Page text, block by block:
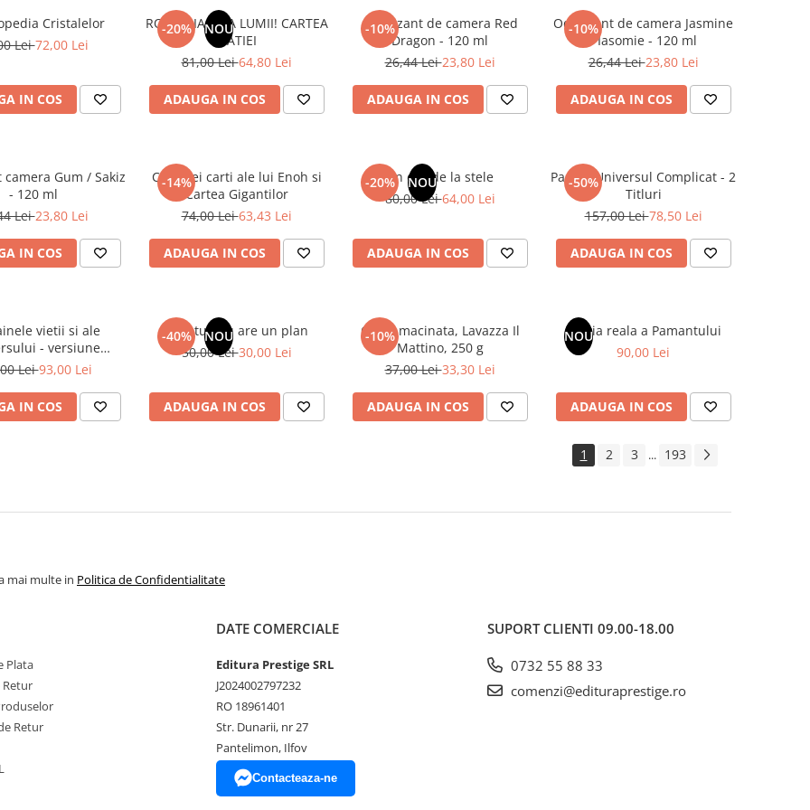
Cristalelor
Lei72,00 Lei
IN COS
-20% NOU
ROMANIA, AXA LUMII! CARTEA
NATIEI
81,00 Lei64,80 Lei
ADAUGA IN COS
-10%
Odorizant de camera Red
Dragon - 120 ml
26,44 Lei23,80 Lei
ADAUGA IN COS
-10%
Odorizant de camera Jasmine
/ Iasomie - 120 ml
26,44 Lei23,80 Lei
ADAUGA IN COS
Gum / Sakiz
- 120 ml
Lei23,80 Lei
IN COS
-14%
Cele trei carti ale lui Enoh si
Cartea Gigantilor
74,00 Lei63,43 Lei
ADAUGA IN COS
-20% NOU
Un dar de la stele
80,00 Lei64,00 Lei
ADAUGA IN COS
-50%
Pachet Universul Complicat - 2
Titluri
157,00 Lei78,50 Lei
ADAUGA IN COS
vietii si ale
- versiune
1939. Volumele I-
Lei93,00 Lei
IN COS
-40% NOU
Sufletul tau are un plan
50,00 Lei30,00 Lei
ADAUGA IN COS
-10%
Cafea macinata, Lavazza Il
Mattino, 250 g
37,00 Lei33,30 Lei
ADAUGA IN COS
NOU
Istoria reala a Pamantului
90,00 Lei
ADAUGA IN COS
1 2 3 ... 193
mai multe in Politica de Confidentialitate
Plata
Retur
Retur
DATE COMERCIALE
Editura Prestige SRL
J2024002797232
RO 18961401
Str. Dunarii, nr 27
Pantelimon, Ilfov
Contacteaza-ne
SUPORT CLIENTI 09.00-18.00
0732 55 88 33
comenzi@edituraprestige.ro